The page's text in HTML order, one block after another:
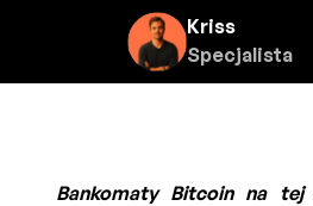
Kriss
Specjalista
Bankomaty Bitcoin na